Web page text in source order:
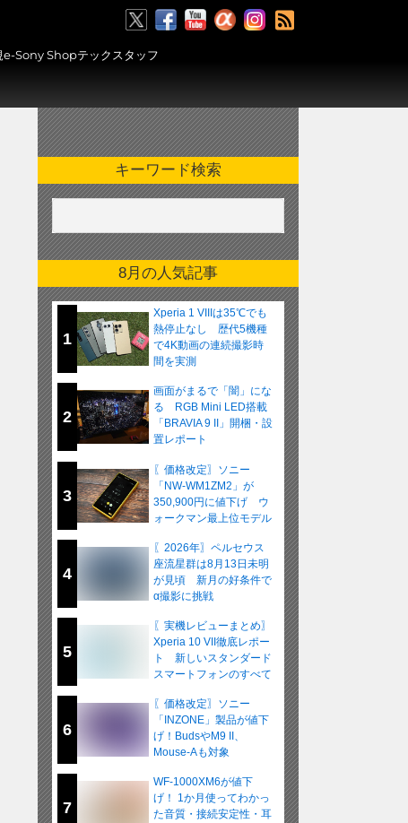
e-Sony Shopテックスタッフ
キーワード検索
8月の人気記事
1
Xperia 1 VIIIは35℃でも
熱停止なし 歴代5機種
で4K動画の連続撮影時
間を実測
2
画面がまるで「闇」にな
る RGB Mini LED搭載
「BRAVIA 9 II」開梱・設
置レポート
3
〖価格改定〗ソニー
「NW-WM1ZM2」が
350,900円に値下げ ウ
ォークマン最上位モデル
4
〖2026年〗ペルセウス
座流星群は8月13日未明
が見頃 新月の好条件で
α撮影に挑戦
5
〖実機レビューまとめ〗
Xperia 10 VII徹底レポー
ト 新しいスタンダード
スマートフォンのすべて
6
〖価格改定〗ソニー
「INZONE」製品が値下
げ！BudsやM9 II、
Mouse-Aも対象
7
WF-1000XM6が値下
げ！ 1か月使ってわかっ
た音質・接続安定性・耳